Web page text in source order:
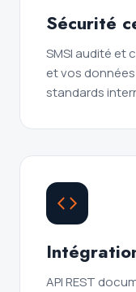
Sécurité
SMSI audité et
et vos
standards
API REST